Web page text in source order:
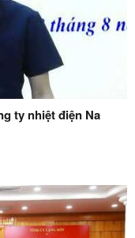
ty nhiệt điện Na